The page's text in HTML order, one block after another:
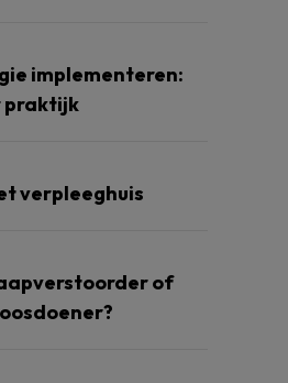
implementeren:
praktijk
verpleeghuis
of